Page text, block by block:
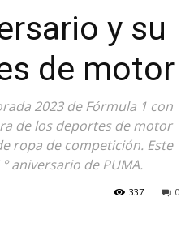
y su
de motor
2023 de Fórmula 1 con
de los deportes de motor
ropa de competición. Este
aniversario de PUMA.
0
337